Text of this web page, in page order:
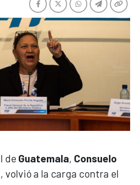
de Guatemala, Consuelo
, volvió a la carga contra el